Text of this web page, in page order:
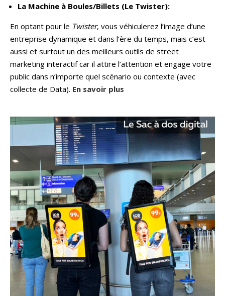
La Machine à Boules/Billets (Le Twister):
En optant pour le Twister, vous véhiculerez l’image d’une
entreprise dynamique et dans l’ère du temps, mais c’est
aussi et surtout un des meilleurs outils de street
marketing interactif car il attire l’attention et engage votre
public dans n’importe quel scénario ou contexte (avec
collecte de Data). En savoir plus